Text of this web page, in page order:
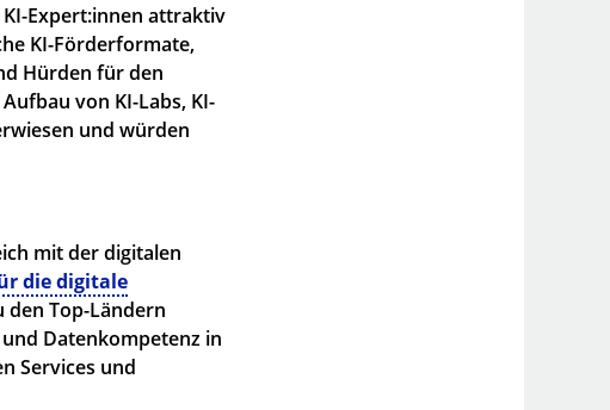
Expert:innen attraktiv
KI-Förderformate,
Hürden für den
von KI-Labs, KI-
und würden
mit der digitalen
die digitale
den Top-Ländern
Datenkompetenz in
Services und